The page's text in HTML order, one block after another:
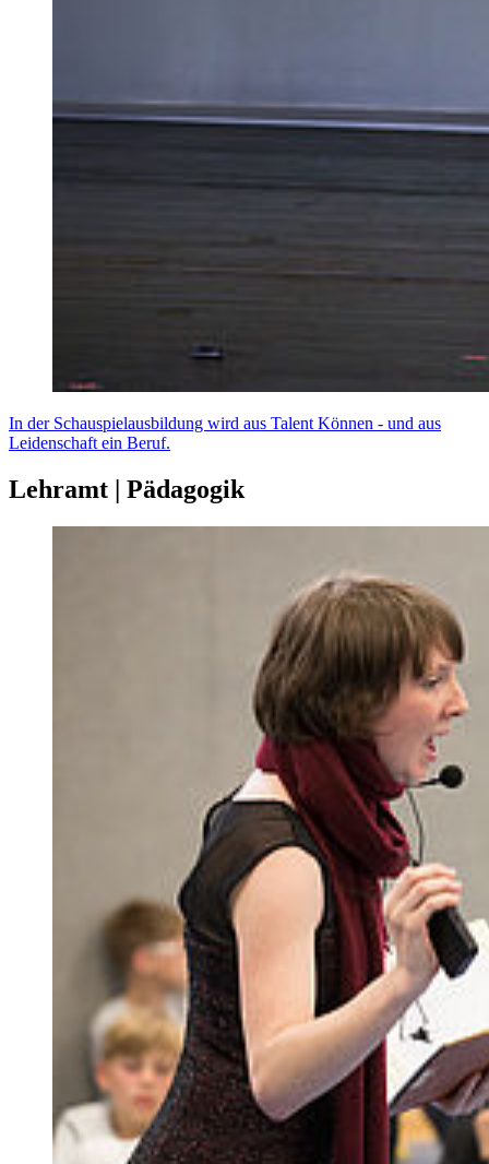
In der Schauspielausbildung wird aus Talent Können - und aus
Leidenschaft ein Beruf.
Lehramt | Pädagogik